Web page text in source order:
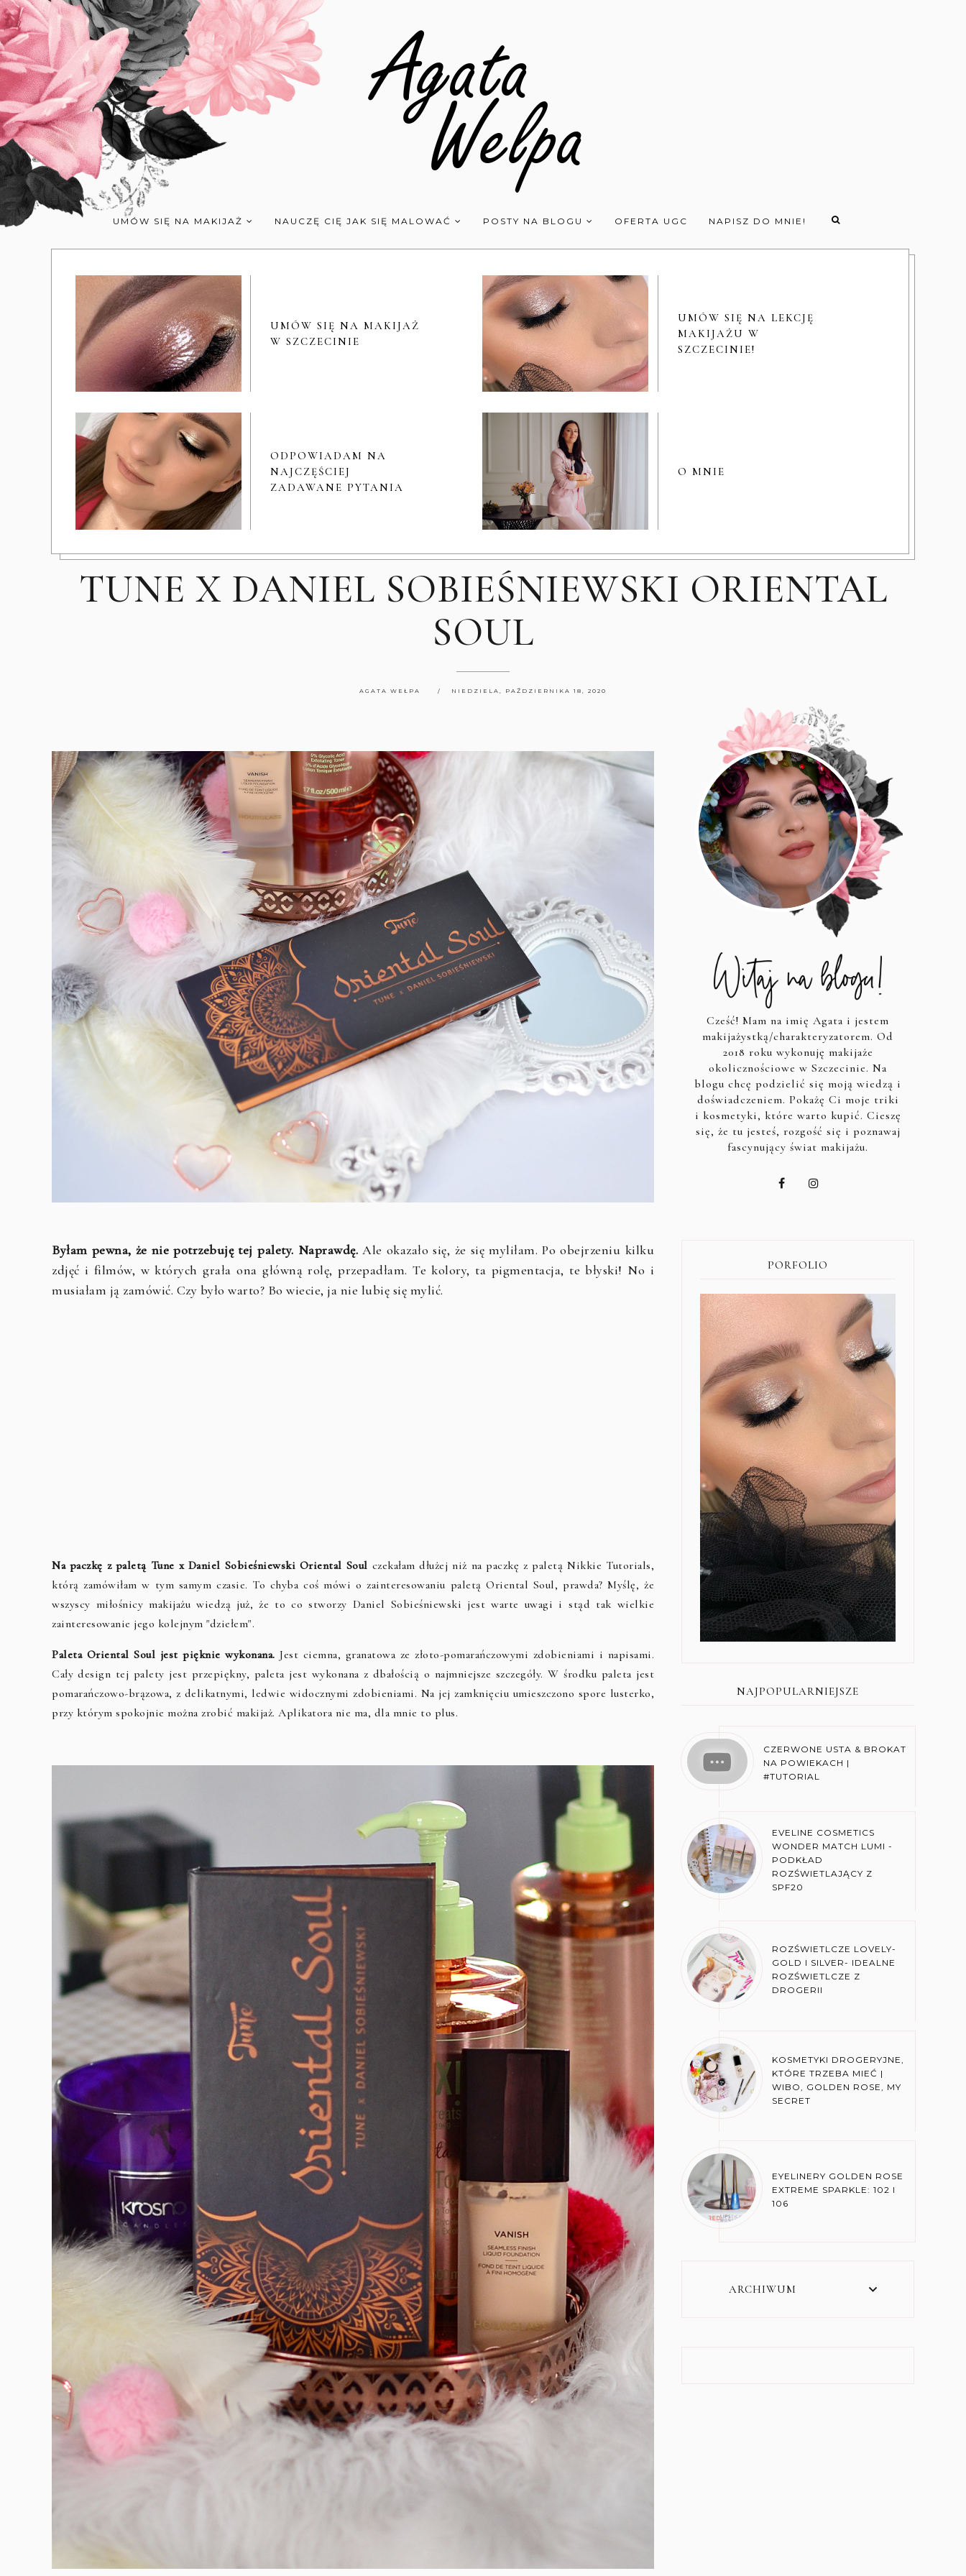
UMÓW SIĘ NA MAKIJAŻ NAUCZĘ CIĘ JAK SIĘ MALOWAĆ POSTY NA BLOGU OFERTA UGC NAPISZ DO MNIE!
UMÓW SIĘ NA MAKIJAŻ
W SZCZECINIE
UMÓW SIĘ NA LEKCJĘ
MAKIJAŻU W
SZCZECINIE!
ODPOWIADAM NA
NAJCZĘŚCIEJ
ZADAWANE PYTANIA
O MNIE
TUNE X DANIEL SOBIEŚNIEWSKI ORIENTAL
SOUL
AGATA WEŁPA NIEDZIELA, PAŹDZIERNIKA 18, 2020
Byłam pewna, że nie potrzebuję tej palety. Naprawdę. Ale okazało się, że się myliłam. Po obejrzeniu kilku
zdjęć i filmów, w których grała ona główną rolę, przepadłam. Te kolory, ta pigmentacja, te błyski! No i
musiałam ją zamówić. Czy było warto? Bo wiecie, ja nie lubię się mylić.
Na paczkę z paletą Tune x Daniel Sobieśniewski Oriental Soul czekałam dłużej niż na paczkę z paletą Nikkie Tutorials,
którą zamówiłam w tym samym czasie. To chyba coś mówi o zainteresowaniu paletą Oriental Soul, prawda? Myślę, że
wszyscy miłośnicy makijażu wiedzą już, że to co stworzy Daniel Sobieśniewski jest warte uwagi i stąd tak wielkie
zainteresowanie jego kolejnym "dziełem".
Paleta Oriental Soul jest pięknie wykonana.Jest ciemna, granatowa ze złoto-pomarańczowymi zdobieniami i napisami.
Cały design tej palety jest przepiękny, paleta jest wykonana z dbałością o najmniejsze szczegóły. W środku paleta jest
pomarańczowo-brązowa, z delikatnymi, ledwie widocznymi zdobieniami. Na jej zamknięciu umieszczono spore lusterko,
przy którym spokojnie można zrobić makijaż. Aplikatora nie ma, dla mnie to plus.
Cześć! Mam na imię Agata i jestem
makijażystką/charakteryzatorem. Od
2018 roku wykonuję makijaże
okolicznościowe w Szczecinie. Na
blogu chcę podzielić się moją wiedzą i
doświadczeniem. Pokażę Ci moje triki
i kosmetyki, które warto kupić. Cieszę
się, że tu jesteś, rozgość się i poznawaj
fascynujący świat makijażu.
PORFOLIO
NAJPOPULARNIEJSZE
CZERWONE USTA & BROKAT
NA POWIEKACH |
#TUTORIAL
EVELINE COSMETICS
WONDER MATCH LUMI -
PODKŁAD
ROZŚWIETLAJĄCY Z
SPF20
ROZŚWIETLCZE LOVELY-
GOLD I SILVER- IDEALNE
ROZŚWIETLCZE Z
DROGERII
KOSMETYKI DROGERYJNE,
KTÓRE TRZEBA MIEĆ |
WIBO, GOLDEN ROSE, MY
SECRET
EYELINERY GOLDEN ROSE
EXTREME SPARKLE: 102 I
106
ARCHIWUM